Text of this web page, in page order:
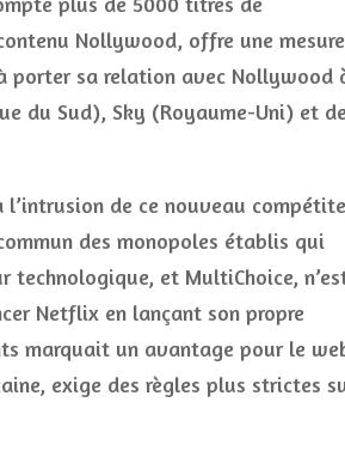
Nollywood, offre une mesure
porter sa relation avec Nollywood
du Sud), Sky (Royaume-Uni) et
de ce nouveau
des monopoles établis qui
et MultiChoice,
Netflix en lançant son propre
marquait un avantage pour le
exige des règles plus strictes